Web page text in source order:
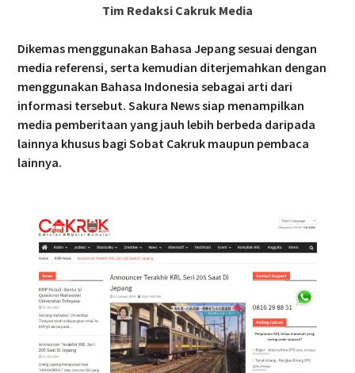
Tim Redaksi Cakruk Media
Dikemas menggunakan Bahasa Jepang sesuai dengan
media referensi, serta kemudian diterjemahkan dengan
menggunakan Bahasa Indonesia sebagai arti dari
informasi tersebut. Sakura News siap menampilkan
media pemberitaan yang jauh lebih berbeda daripada
lainnya khusus bagi Sobat Cakruk maupun pembaca
lainnya.